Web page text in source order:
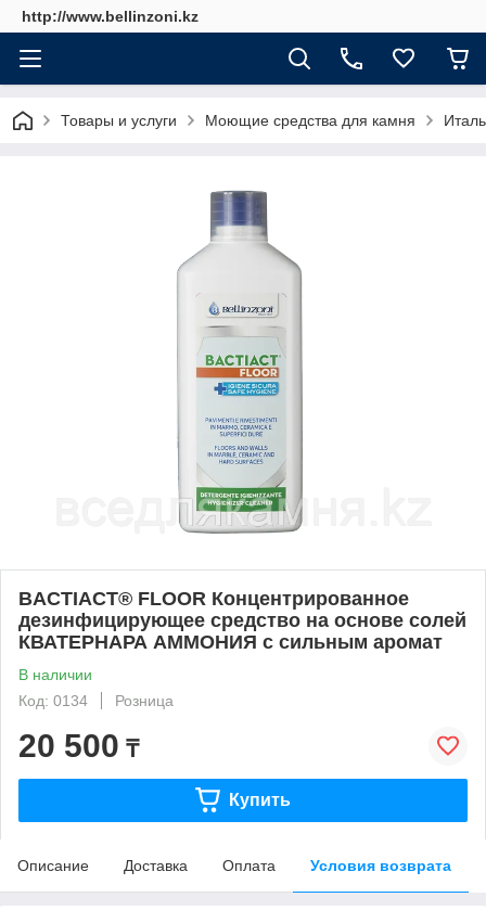
http://www.bellinzoni.kz
Товары и услуги Моющие средства для камня
BACTIACT® FLOOR Концентрированное
дезинфицирующее средство на основе солей
КВАТЕРНАРА АММОНИЯ с сильным аромат
В наличии
Код: 0134
Розница
20 500 ₸
Купить
Описание Доставка Оплата Условия возврата